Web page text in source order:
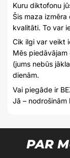
Kuru diktofonu
Šis maza
kvalitāti. To var
Cik ilgi var veikt
Mēs
(jums nebūs
dienām.
Vai piegāde ir
Jā – nodrošinām
PAR